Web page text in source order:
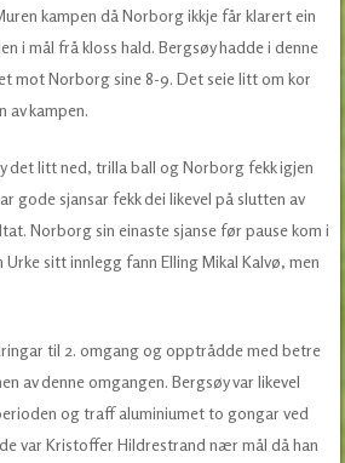
kampen då Norborg ikkje får klarert ein
i mål frå kloss hald. Bergsøy hadde i denne
mot Norborg sine 8-9. Det seie litt om kor
av kampen.
det litt ned, trilla ball og Norborg fekk igjen
gode sjansar fekk dei likevel på slutten av
Norborg sin einaste sjanse før pause kom i
Urke sitt innlegg fann Elling Mikal Kalvø, men
til 2. omgang og opptrådde med betre
av denne omgangen. Bergsøy var likevel
og traff aluminiumet to gongar ved
var Kristoffer Hildrestrand nær mål då han